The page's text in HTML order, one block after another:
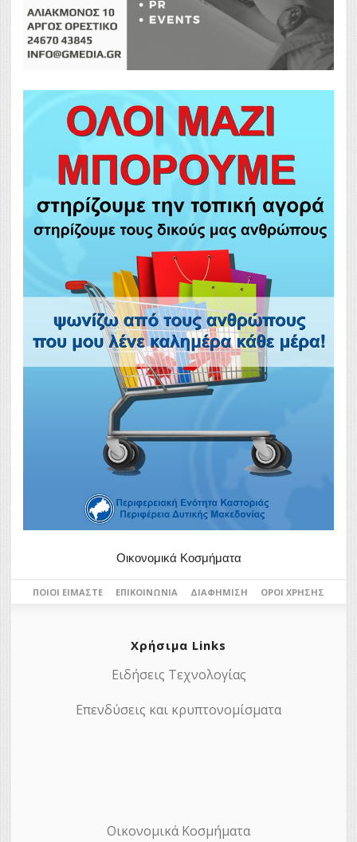
Οικονομικά Κοσμήματα
ΠΟΙΟΙ ΕΊΜΑΣΤΕ ΕΠΙΚΟΙΝΩΝΊΑ ΔΙΑΦΉΜΙΣΗ ΌΡΟΙ ΧΡΉΣΗΣ
Χρήσιμα Links
Ειδήσεις Τεχνολογίας
Επενδύσεις και κρυπτονομίσματα
Οικονομικά Κοσμήματα